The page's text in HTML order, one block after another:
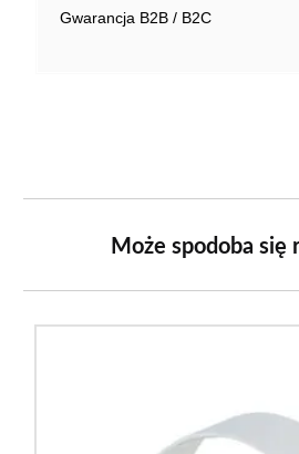
Gwarancja B2B / B2C
Może spodoba się